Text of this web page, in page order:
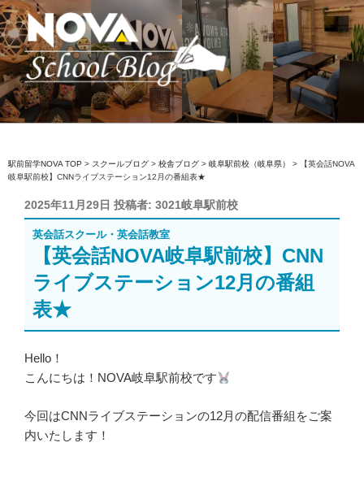
コ
ン
テ
ン
ツ
へ
ス
ッ
プ
駅前留学NOVA【公式】スクールブロ
英会話スクール・英会話教室
駅前留学NOVA TOP > スクールブログ > 校舎ブログ > 岐阜駅前校（岐阜県） >
【英会話NOVA
岐阜駅前校】CNNライブステーション12月の番組表★
投
稿
日:
2025年11月29日 投稿者: 3021岐阜駅前校
英会話スクール・英会話教室
【英会話NOVA岐阜駅前校】CNN
ライブステーション12月の番組
表★
Hello！
こんにちは！NOVA岐阜駅前校です
今回はCNNライブステーションの12月の配信番組をご案
内いたします！